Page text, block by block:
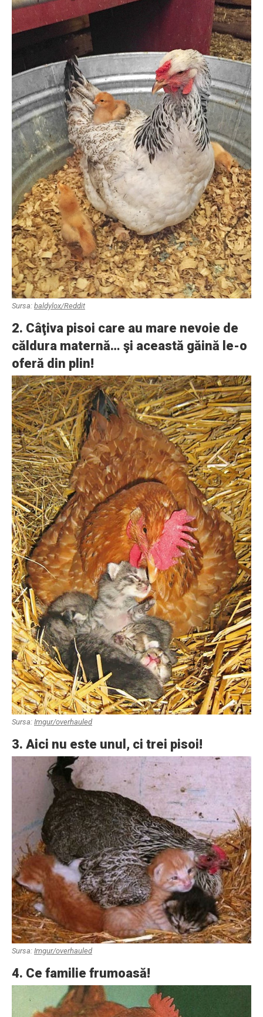
Sursa: baldylox/Reddit
2. Câţiva pisoi care au mare nevoie de
căldura maternă… şi această găină le-o
oferă din plin!
Sursa: Imgur/overhauled
3. Aici nu este unul, ci trei pisoi!
Sursa: Imgur/overhauled
4. Ce familie frumoasă!